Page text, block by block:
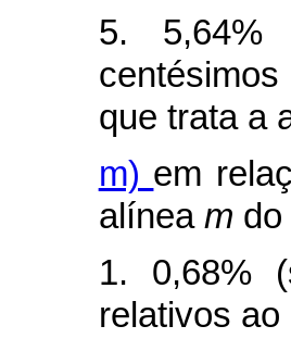
5. 5,64%
que trata a
m) em
alínea m do
1. 0,68%
relativos ao